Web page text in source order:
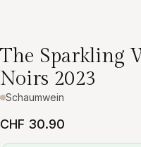
The Sparkling
Noirs 2023
Schaumwein
CHF 30.90